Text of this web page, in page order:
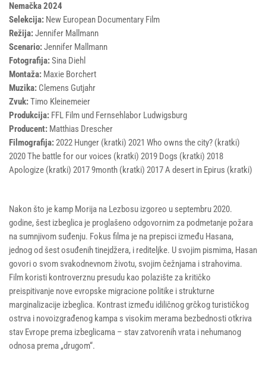
Nemačka 2024
Selekcija: New European Documentary Film
Režija:Jennifer Mallmann
Scenario:Jennifer Mallmann
Fotografija:Sina Diehl
Montaža: Maxie Borchert
Muzika: Clemens Gutjahr
Zvuk:Timo Kleinemeier
Produkcija: FFL Film und Fernsehlabor Ludwigsburg
Producent: Matthias Drescher
Filmografija:2022 Hunger (kratki) 2021 Who owns the city? (kratki)
2020 The battle for our voices (kratki) 2019 Dogs (kratki) 2018
Apologize (kratki) 2017 9month (kratki) 2017 A desert in Epirus (kratki)
Nakon što je kamp Morija na Lezbosu izgoreo u septembru 2020.
godine, šest izbeglica je proglašeno odgovornim za podmetanje požara
na sumnjivom suđenju. Fokus filma je na prepisci između Hasana,
jednog od šest osuđenih tinejdžera, i rediteljke. U svojim pismima, Hasan
govori o svom svakodnevnom životu, svojim čežnjama i strahovima.
Film koristi kontroverznu presudu kao polazište za kritičko
preispitivanje nove evropske migracione politike i strukturne
marginalizacije izbeglica. Kontrast između idiličnog grčkog turističkog
ostrva i novoizgrađenog kampa s visokim merama bezbednosti otkriva
stav Evrope prema izbeglicama – stav zatvorenih vrata i nehumanog
odnosa prema „drugom“.